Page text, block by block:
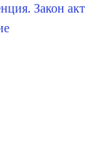
Закон акт